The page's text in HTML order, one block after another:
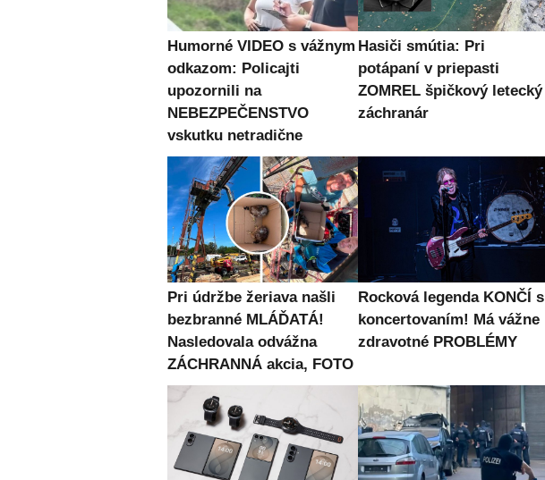
Humorné VIDEO s vážnym
odkazom: Policajti
upozornili na
NEBEZPEČENSTVO
vskutku netradične
Hasiči smútia: Pri
potápaní v priepasti
ZOMREL špičkový letecký
záchranár
Pri údržbe žeriava našli
bezbranné MLÁĎATÁ!
Nasledovala odvážna
ZÁCHRANNÁ akcia, FOTO
Rocková legenda KONČÍ s
koncertovaním! Má vážne
zdravotné PROBLÉMY